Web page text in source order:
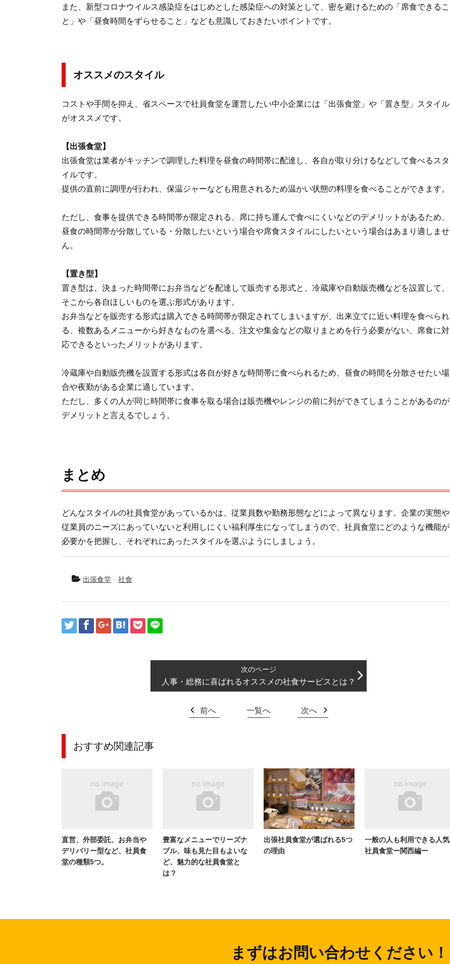
また、新型コロナウイルス感染症をはじめとした感染症への対策として、密を避けるための「席食できるこ
と」や「昼食時間をずらせること」なども意識しておきたいポイントです。
オススメのスタイル
コストや手間を抑え、省スペースで社員食堂を運営したい中小企業には「出張食堂」や「置き型」スタイル
がオススメです。
【出張食堂】
出張食堂は業者がキッチンで調理した料理を昼食の時間帯に配達し、各自が取り分けるなどして食べるスタ
イルです。
提供の直前に調理が行われ、保温ジャーなども用意されるため温かい状態の料理を食べることができます。
ただし、食事を提供できる時間帯が限定される、席に持ち運んで食べにくいなどのデメリットがあるため、
昼食の時間帯が分散している・分散したいという場合や席食スタイルにしたいという場合はあまり適しませ
ん。
【置き型】
置き型は、決まった時間帯にお弁当などを配達して販売する形式と、冷蔵庫や自動販売機などを設置して、
そこから各自ほしいものを選ぶ形式があります。
お弁当などを販売する形式は購入できる時間帯が限定されてしまいますが、出来立てに近い料理を食べられ
る、複数あるメニューから好きなものを選べる、注文や集金などの取りまとめを行う必要がない、席食に対
応できるといったメリットがあります。
冷蔵庫や自動販売機を設置する形式は各自が好きな時間帯に食べられるため、昼食の時間を分散させたい場
合や夜勤がある企業に適しています。
ただし、多くの人が同じ時間帯に食事を取る場合は販売機やレンジの前に列ができてしまうことがあるのが
デメリットと言えるでしょう。
まとめ
どんなスタイルの社員食堂があっているかは、従業員数や勤務形態などによって異なります。企業の実態や
従業員のニーズにあっていないと利用しにくい福利厚生になってしまうので、社員食堂にどのような機能が
必要かを把握し、それぞれにあったスタイルを選ぶようにしましょう。
出張食堂 社食
人事・総務に喜ばれるオススメの社食サービスとは？
前へ 一覧へ 次へ
おすすめ関連記事
直営、外部委託、お弁当や
デリバリー型など、社員食
堂の種類5つ。
豊富なメニューでリーズナ
ブル、味も見た目もよいな
ど、魅力的な社員食堂と
は？
出張社員食堂が選ばれる5つ
の理由
一般の人も利用できる人気
社員食堂ー関西編ー
まずはお問い合わせください！